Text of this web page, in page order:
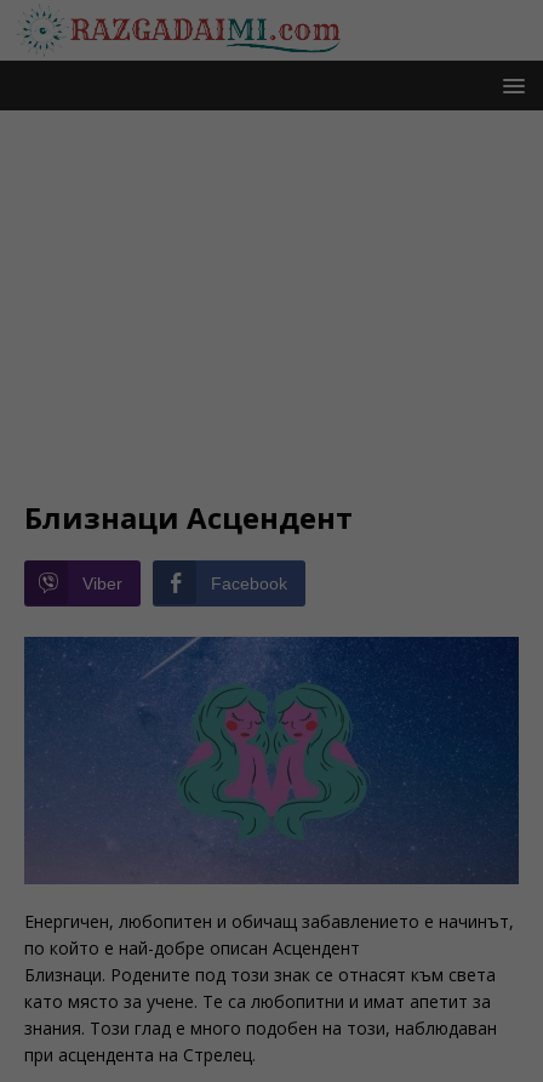
Близнаци Асцендент
Viber Facebook
Енергичен, любопитен и обичащ забавлението е начинът,
по който е най-добре описан Асцендент
Близнаци. Родените под този знак се отнасят към света
като място за учене. Те са любопитни и имат апетит за
знания. Този глад е много подобен на този, наблюдаван
при асцендента на Стрелец.